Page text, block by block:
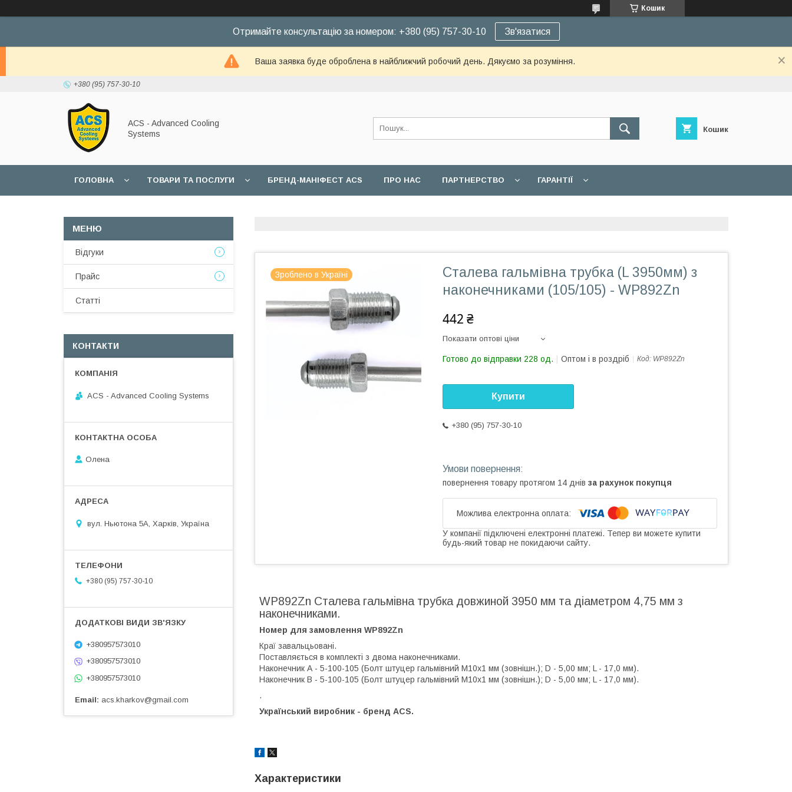
Кошик
Отримайте консультацію за номером: +380 (95) 757-30-10 Зв'язатися
Ваша заявка буде оброблена в найближчий робочий день. Дякуємо за розуміння.
+380 (95) 757-30-10
ACS - Advanced Cooling
Systems
Кошик
ГОЛОВНА ТОВАРИ ТА ПОСЛУГИ БРЕНД-МАНІФЕСТ ACS ПРО НАС ПАРТНЕРСТВО ГАРАНТІЇ
Зроблено в Україні
Сталева гальмівна трубка (L 3950мм) з
наконечниками (105/105) - WP892Zn
442 ₴
Показати оптові ціни
Готово до відправки 228 од. Оптом і в роздріб Код: WP892Zn
Купити
+380 (95) 757-30-10
повернення товару протягом 14 днів за рахунок покупця
У компанії підключені електронні платежі. Тепер ви можете купити
будь-який товар не покидаючи сайту.
WP892Zn Сталева гальмівна трубка довжиной 3950 мм та діаметром 4,75 мм з
наконечниками.
Номер для замовлення WP892Zn
Краї завальцьовані.
Поставляється в комплекті з двома наконечниками.
Наконечник А - 5-100-105 (Болт штуцер гальмівний М10х1 мм (зовнішн.); D - 5,00 мм; L - 17,0 мм).
Наконечник В - 5-100-105 (Болт штуцер гальмівний М10х1 мм (зовнішн.); D - 5,00 мм; L - 17,0 мм).
.
Український виробник - бренд ACS.
Характеристики
Відгуки
Прайс
Статті
КОНТАКТИ
ACS - Advanced Cooling Systems
Олена
вул. Ньютона 5А, Харків, Україна
+380 (95) 757-30-10
+380957573010
+380957573010
+380957573010
Email acs.kharkov@gmail.com